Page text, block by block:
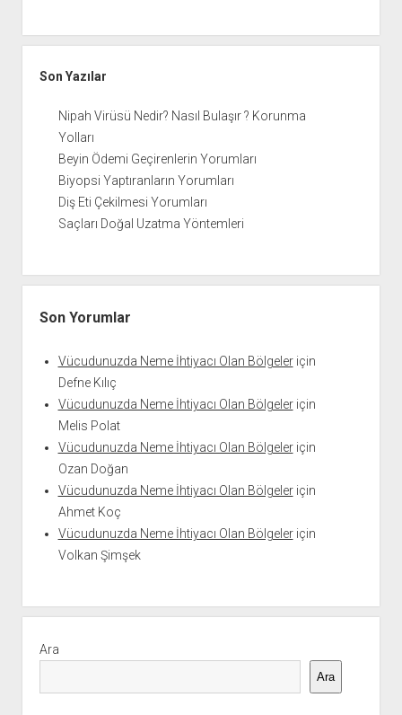
Son Yazılar
Nipah Virüsü Nedir? Nasıl Bulaşır ? Korunma
Yolları
Beyin Ödemi Geçirenlerin Yorumları
Biyopsi Yaptıranların Yorumları
Diş Eti Çekilmesi Yorumları
Saçları Doğal Uzatma Yöntemleri
Son Yorumlar
Vücudunuzda Neme İhtiyacı Olan Bölgeleriçin
Defne Kılıç
Vücudunuzda Neme İhtiyacı Olan Bölgeleriçin
Melis Polat
Vücudunuzda Neme İhtiyacı Olan Bölgeleriçin
Ozan Doğan
Vücudunuzda Neme İhtiyacı Olan Bölgeleriçin
Ahmet Koç
Vücudunuzda Neme İhtiyacı Olan Bölgeleriçin
Volkan Şimşek
Ara
Ara